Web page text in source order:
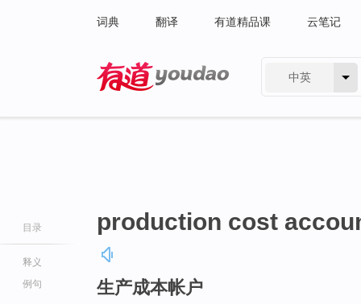
词典 翻译 有道精品课 云笔记
中英
目录
释义
例句
production cost
生产成本帐户